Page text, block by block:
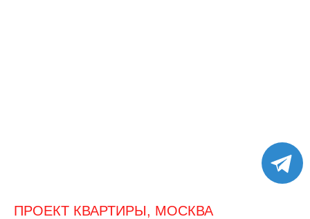
ПРОЕКТ КВАРТИРЫ, МОСКВА